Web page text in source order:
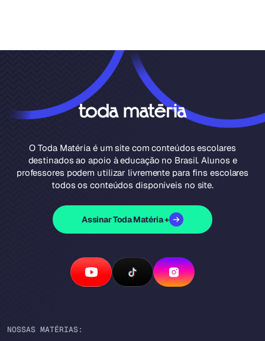
O Toda Matéria é um site com conteúdos escolares
destinados ao apoio à educação no Brasil. Alunos e
professores podem utilizar livremente para fins escolares
todos os conteúdos disponíveis no site.
Assinar Toda Matéria +
NOSSAS MATÉRIAS: